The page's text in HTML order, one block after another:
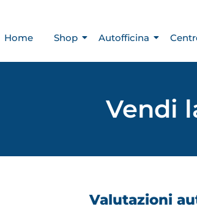
Home Shop Autofficina
Vendi
Valutazioni